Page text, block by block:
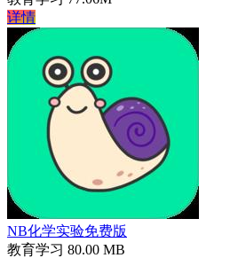
详情
NB化学实验免费版
教育学习 80.00 MB